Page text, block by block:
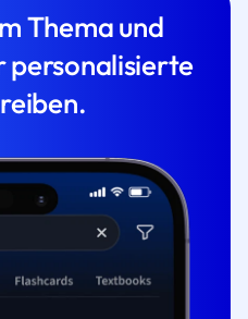
Thema und
personalisierte